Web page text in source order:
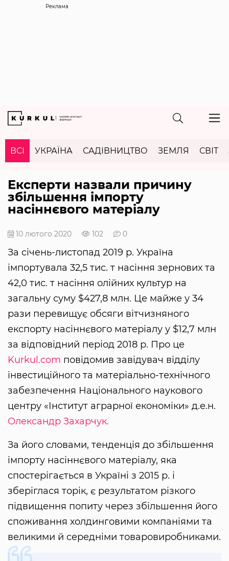
Реклама
ВСІ УКРАЇНА САДІВНИЦТВО ЗЕМЛЯ СВІТ
Експерти назвали причину
збільшення імпорту
насіннєвого матеріалу
10 лютого 2020 102 0
За січень-листопад 2019 р. Україна
імпортувала 32,5 тис. т насіння зернових та
42,0 тис. т насіння олійних культур на
загальну суму $427,8 млн. Це майже у 34
рази перевищує обсяги вітчизняного
експорту насіннєвого матеріалу у $12,7 млн
за відповідний період 2018 р. Про це
Kurkul.com повідомив завідувач відділу
інвестиційного та матеріально-технічного
забезпечення Національного наукового
центру «Інститут аграрної економіки» д.е.н.
Олександр Захарчук.
За його словами, тенденція до збільшення
імпорту насіннєвого матеріалу, яка
спостерігається в Україні з 2015 р. і
зберіглася торік, є результатом різкого
підвищення попиту через збільшення його
споживання холдинговими компаніями та
великими й середніми товаровиробниками.